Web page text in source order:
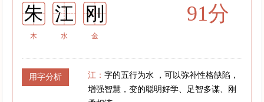
朱 江 刚
木 水 金
91分
用字分析 江：字的五行为水 ，可以弥补性格缺陷，
增强智慧，变的聪明好学、足智多谋、刚